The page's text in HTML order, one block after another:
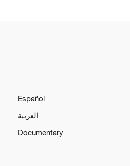
Español
العربية
Documentary